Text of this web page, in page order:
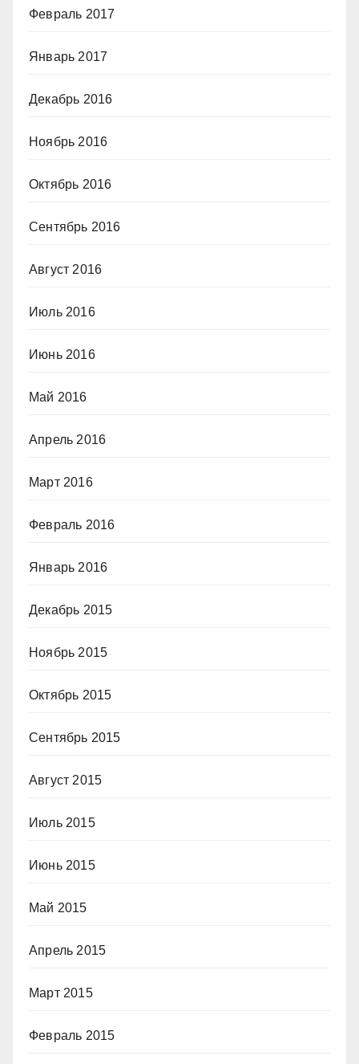
Февраль 2017
Январь 2017
Декабрь 2016
Ноябрь 2016
Октябрь 2016
Сентябрь 2016
Август 2016
Июль 2016
Июнь 2016
Май 2016
Апрель 2016
Март 2016
Февраль 2016
Январь 2016
Декабрь 2015
Ноябрь 2015
Октябрь 2015
Сентябрь 2015
Август 2015
Июль 2015
Июнь 2015
Май 2015
Апрель 2015
Март 2015
Февраль 2015